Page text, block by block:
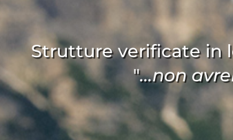
Strutture verificate in
"...non